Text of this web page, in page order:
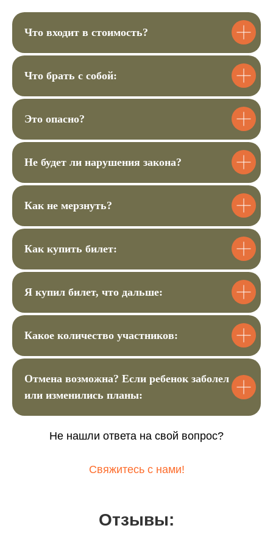
Что входит в стоимость?
Что брать с собой:
Это опасно?
Не будет ли нарушения закона?
Как не мерзнуть?
Как купить билет:
Я купил билет, что дальше:
Какое количество участников:
Отмена возможна? Если ребенок заболел
или изменились планы:
Не нашли ответа на свой вопрос?
Свяжитесь с нами!
Отзывы:
абонементы
Сертификат для подарка или абонемент
для регулярных выездов с экономией до
20%. Выберите, что вам подходит
Поход для класса
Онлайн-школа инструкторов
Прочитать подробнее
безопасно и полезно.